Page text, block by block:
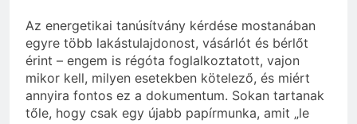
Az energetikai tanúsítvány kérdése mostanában
egyre több lakástulajdonost, vásárlót és bérlőt
érint – engem is régóta foglalkoztatott, vajon
mikor kell, milyen esetekben kötelező, és miért
annyira fontos ez a dokumentum. Sokan tartanak
tőle, hogy csak egy újabb papírmunka, amit „le